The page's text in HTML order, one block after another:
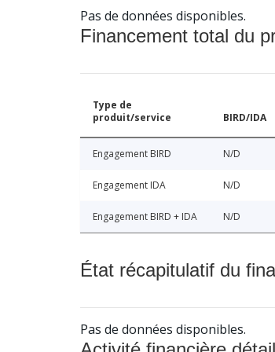
Pas de données disponibles.
Financement total du
Type de
produit/service
BIRD/IDA
Engagement BIRD N/D
Engagement IDA N/D
Engagement BIRD + IDA N/D
État récapitulatif du
Pas de données disponibles.